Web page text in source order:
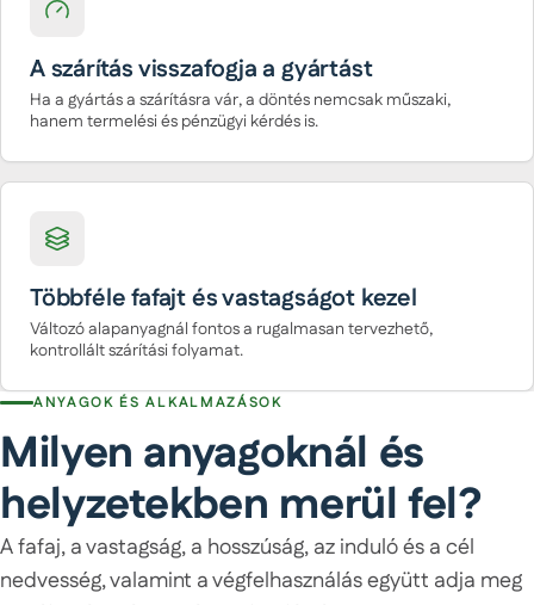
A szárítás visszafogja a gyártást
Ha a gyártás a szárításra vár, a döntés nemcsak műszaki,
hanem termelési és pénzügyi kérdés is.
Többféle fafajt és vastagságot kezel
Változó alapanyagnál fontos a rugalmasan tervezhető,
kontrollált szárítási folyamat.
ANYAGOK ÉS ALKALMAZÁSOK
Milyen anyagoknál és
helyzetekben merül fel?
A fafaj, a vastagság, a hosszúság, az induló és a cél
nedvesség, valamint a végfelhasználás együtt adja meg